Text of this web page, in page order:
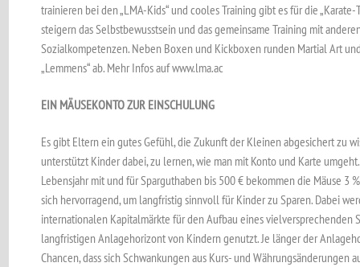
trainieren bei den „LMA-Kids“ und cooles Training gibt es für die
steigern das Selbstbewusstsein und das gemeinsame Training mit
Sozialkompetenzen. Neben Boxen und Kickboxen runden Martial Art
„Lemmens“ ab. Mehr Infos auf www.lma.ac
EIN MÄUSEKONTO ZUR EINSCHULUNG
Es gibt Eltern ein gutes Gefühl, die Zukunft der Kleinen abgesichert zu
unterstützt Kinder dabei, zu lernen, wie man mit Konto und Karte
Lebensjahr mit und für Sparguthaben bis 500 € bekommen die Mäuse 3
sich hervorragend, um langfristig sinnvoll für Kinder zu Sparen. Dabei
internationalen Kapitalmärkte für den Aufbau eines vielversprechenden
langfristigen Anlagehorizont von Kindern genutzt. Je länger der
Chancen, dass sich Schwankungen aus Kurs- und Währungsänderungen